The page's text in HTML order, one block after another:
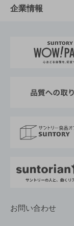
栄養成分一覧
工場見学
地域情報
サントリーホ
サントリーサ
サステナビリ
サントリー
企業情報
企業概要
採用情報
お問い合わせ